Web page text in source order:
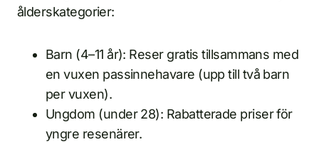
ålderskategorier:
Barn (4–11 år): Reser gratis tillsammans med
en vuxen passinnehavare (upp till två barn
per vuxen).
Ungdom (under 28): Rabatterade priser för
yngre resenärer.